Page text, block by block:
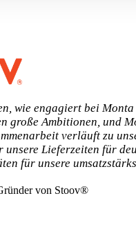
wie engagiert bei
große Ambitionen, und
verläuft zu
Lieferzeiten für
für unsere
von Stoov®